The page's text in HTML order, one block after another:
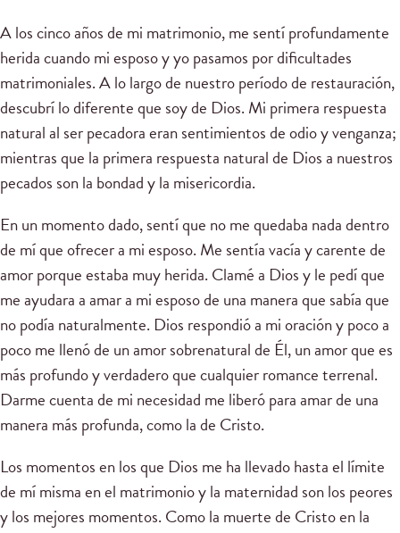
A los cinco años de mi matrimonio, me sentí profundamente
herida cuando mi esposo y yo pasamos por dificultades
matrimoniales. A lo largo de nuestro período de restauración,
descubrí lo diferente que soy de Dios. Mi primera respuesta
natural al ser pecadora eran sentimientos de odio y venganza;
mientras que la primera respuesta natural de Dios a nuestros
pecados son la bondad y la misericordia.
En un momento dado, sentí que no me quedaba nada dentro
de mí que ofrecer a mi esposo. Me sentía vacía y carente de
amor porque estaba muy herida. Clamé a Dios y le pedí que
me ayudara a amar a mi esposo de una manera que sabía que
no podía naturalmente. Dios respondió a mi oración y poco a
poco me llenó de un amor sobrenatural de Él, un amor que es
más profundo y verdadero que cualquier romance terrenal.
Darme cuenta de mi necesidad me liberó para amar de una
manera más profunda, como la de Cristo.
Los momentos en los que Dios me ha llevado hasta el límite
de mí misma en el matrimonio y la maternidad son los peores
y los mejores momentos. Como la muerte de Cristo en la